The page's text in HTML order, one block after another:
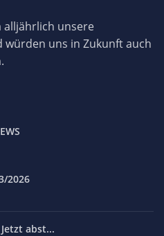
alljährlich unsere
würden uns in Zukunft auch
2026
abst...